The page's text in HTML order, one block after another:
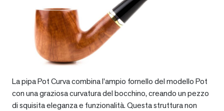
La pipa Pot Curva combina l’ampio fornello del modello Pot
con una graziosa curvatura del bocchino, creando un pezzo
di squisita eleganza e funzionalità. Questa struttura non